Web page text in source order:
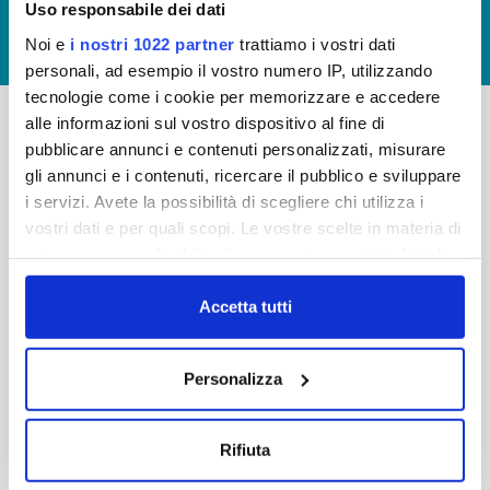
Uso responsabile dei dati
Noi e i nostri 1022 partner trattiamo i vostri dati
personali, ad esempio il vostro numero IP, utilizzando
tecnologie come i cookie per memorizzare e accedere
alle informazioni sul vostro dispositivo al fine di
pubblicare annunci e contenuti personalizzati, misurare
gli annunci e i contenuti, ricercare il pubblico e sviluppare
i servizi. Avete la possibilità di scegliere chi utilizza i
vostri dati e per quali scopi. Le vostre scelte in materia di
in cui avete effettuato le vostre scelte. È possibile
modificare o revocare il proprio consenso in qualsiasi
momento dalla Dichiarazione sui cookie o facendo clic
Con il tuo consenso, vorremmo anche:
raccogliere informazioni sulla tua posizione
Accetta tutti
Personalizza
Rifiuta
LAVORA CON NOI
Publiacqua S.p.A
Via Villamagna 90/c -
50126 Fi
Tel. +39 055688903
Reg Imprese Firenze
-
FAQ
PRIVACY POLICY
COOKIE
WHISTLEBLOWING
CREDITS